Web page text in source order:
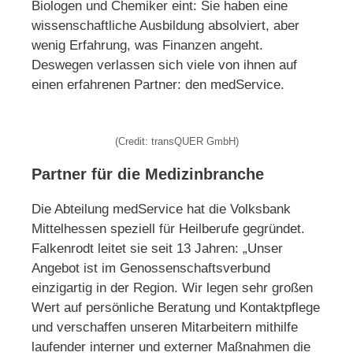
Biologen und Chemiker eint: Sie haben eine
wissenschaftliche Ausbildung absolviert, aber
wenig Erfahrung, was Finanzen angeht.
Deswegen verlassen sich viele von ihnen auf
einen erfahrenen Partner: den medService.
(Credit: transQUER GmbH)
Partner für die Medizinbranche
Die Abteilung medService hat die Volksbank
Mittelhessen speziell für Heilberufe gegründet.
Falkenrodt leitet sie seit 13 Jahren: „Unser
Angebot ist im Genossenschaftsverbund
einzigartig in der Region. Wir legen sehr großen
Wert auf persönliche Beratung und Kontaktpflege
und verschaffen unseren Mitarbeitern mithilfe
laufender interner und externer Maßnahmen die